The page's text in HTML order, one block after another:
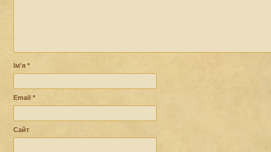
Ім'я *
Email *
Сайт